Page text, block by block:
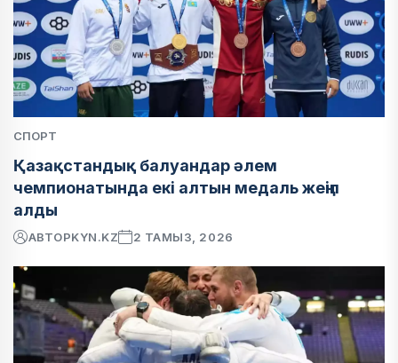
СПОРТ
Қазақстандық балуандар әлем
чемпионатында екі алтын медаль жеңіп
алды
АВТОРKYN.KZ 2 ТАМЫЗ, 2026